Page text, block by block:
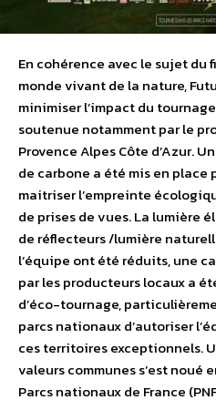
En cohérence avec le sujet du
monde vivant de la nature,
minimiser l’impact du
soutenue notamment par le
Provence Alpes Côte d’Azur.
de carbone a été mis en place
maitriser l’empreinte
de prises de vues. La lumière
de réflecteurs /lumière
l’équipe ont été réduits, une
par les producteurs locaux a
d’éco-tournage,
parcs nationaux d’autoriser
ces territoires exceptionnels.
valeurs communes s’est noué
Parcs nationaux de France